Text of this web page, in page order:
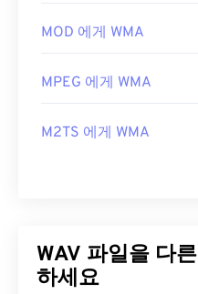
MOD 에게 WMA
MPEG 에게 WMA
M2TS 에게 WMA
WAV 파일을 다
하세요